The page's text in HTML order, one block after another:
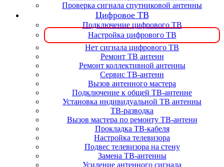
Проверка сигнала спутниковой антенны
Цифровое ТВ
Подключение цифрового ТВ
Настройка цифрового ТВ
Нет сигнала цифрового ТВ
Ремонт ТВ антенн
Ремонт коллективной антенны
Сервис ТВ-антенн
Вызов антенного мастера
Подключение к общей ТВ-антенне
Установка индивидуальной ТВ антенны
ТВ-разводка
Вызов мастера по ремонту ТВ-антенн
Прокладка ТВ-кабеля
Настройка телевизора
Подвес телевизора на стену
Замена ТВ-антенны
Усиление антенного сигнала